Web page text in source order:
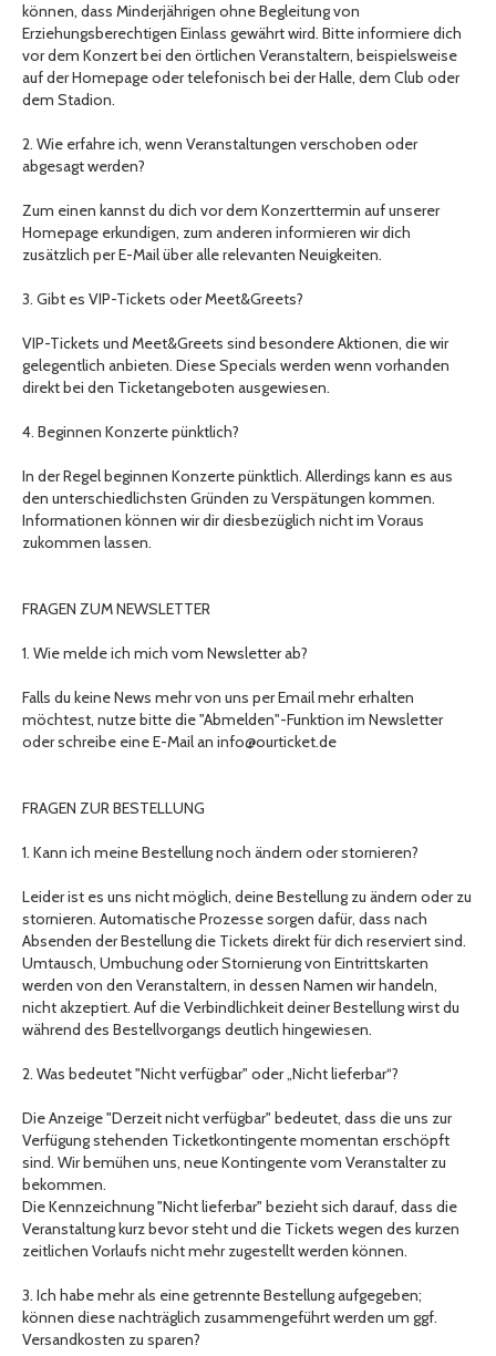
können, dass Minderjährigen ohne Begleitung von
Erziehungsberechtigen Einlass gewährt wird. Bitte informiere dich
vor dem Konzert bei den örtlichen Veranstaltern, beispielsweise
auf der Homepage oder telefonisch bei der Halle, dem Club oder
dem Stadion.
2. Wie erfahre ich, wenn Veranstaltungen verschoben oder
abgesagt werden?
Zum einen kannst du dich vor dem Konzerttermin auf unserer
Homepage erkundigen, zum anderen informieren wir dich
zusätzlich per E-Mail über alle relevanten Neuigkeiten.
3. Gibt es VIP-Tickets oder Meet&Greets?
VIP-Tickets und Meet&Greets sind besondere Aktionen, die wir
gelegentlich anbieten. Diese Specials werden wenn vorhanden
direkt bei den Ticketangeboten ausgewiesen.
4. Beginnen Konzerte pünktlich?
In der Regel beginnen Konzerte pünktlich. Allerdings kann es aus
den unterschiedlichsten Gründen zu Verspätungen kommen.
Informationen können wir dir diesbezüglich nicht im Voraus
zukommen lassen.
FRAGEN ZUM NEWSLETTER
1. Wie melde ich mich vom Newsletter ab?
Falls du keine News mehr von uns per Email mehr erhalten
möchtest, nutze bitte die "Abmelden"-Funktion im Newsletter
oder schreibe eine E-Mail an info@ourticket.de
FRAGEN ZUR BESTELLUNG
1. Kann ich meine Bestellung noch ändern oder stornieren?
Leider ist es uns nicht möglich, deine Bestellung zu ändern oder zu
stornieren. Automatische Prozesse sorgen dafür, dass nach
Absenden der Bestellung die Tickets direkt für dich reserviert sind.
Umtausch, Umbuchung oder Stornierung von Eintrittskarten
werden von den Veranstaltern, in dessen Namen wir handeln,
nicht akzeptiert. Auf die Verbindlichkeit deiner Bestellung wirst du
während des Bestellvorgangs deutlich hingewiesen.
2. Was bedeutet "Nicht verfügbar" oder „Nicht lieferbar“?
Die Anzeige "Derzeit nicht verfügbar" bedeutet, dass die uns zur
Verfügung stehenden Ticketkontingente momentan erschöpft
sind. Wir bemühen uns, neue Kontingente vom Veranstalter zu
bekommen.
Die Kennzeichnung "Nicht lieferbar" bezieht sich darauf, dass die
Veranstaltung kurz bevor steht und die Tickets wegen des kurzen
zeitlichen Vorlaufs nicht mehr zugestellt werden können.
3. Ich habe mehr als eine getrennte Bestellung aufgegeben;
können diese nachträglich zusammengeführt werden um ggf.
Versandkosten zu sparen?